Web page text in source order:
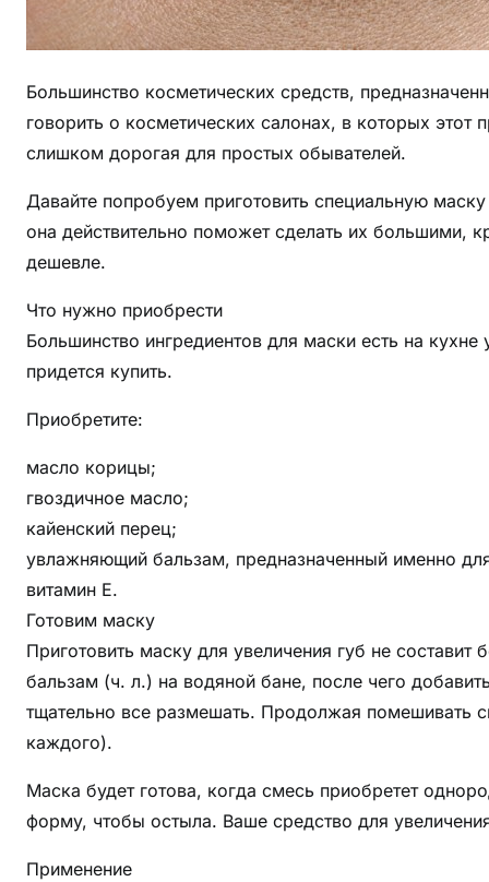
Большинство косметических средств,
говорить о косметических салонах, в которых
слишком дорогая для простых обывателей.
Давайте попробуем приготовить специальную
она действительно поможет сделать их большими,
дешевле.
Что нужно приобрести
Большинство ингредиентов для маски есть на
придется купить.
Приобретите:
масло корицы;
гвоздичное масло;
кайенский перец;
увлажняющий бальзам, предназначенный именно
витамин E.
Готовим маску
Приготовить маску для увеличения губ не
бальзам (ч. л.) на водяной бане, после чего
тщательно все размешать. Продолжая помешивать
каждого).
Маска будет готова, когда смесь приобретет
форму, чтобы остыла. Ваше средство для
Применение